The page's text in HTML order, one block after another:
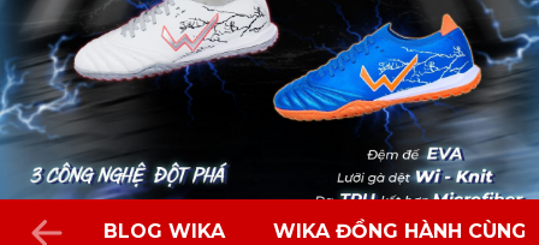
BLOG WIKA
WIKA ĐỒNG HÀNH CÙNG